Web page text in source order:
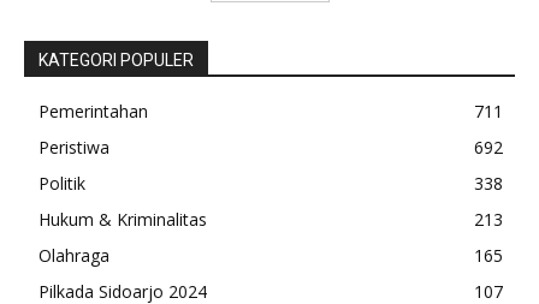
KATEGORI POPULER
Pemerintahan
711
Peristiwa
692
Politik
338
Hukum & Kriminalitas
213
Olahraga
165
Pilkada Sidoarjo 2024
107